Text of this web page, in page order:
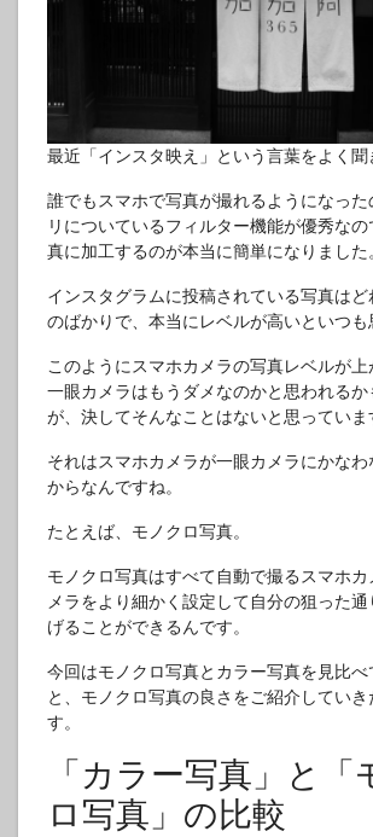
最近「インスタ映え」という言葉をよく聞
誰でもスマホで写真が撮れるようになっ
リについているフィルター機能が優秀な
真に加工するのが本当に簡単になりました。
インスタグラムに投稿されている写真はど
のばかりで、本当にレベルが高いといつも
このようにスマホカメラの写真レベルが上
一眼カメラはもうダメなのかと思われるか
が、決してそんなことはないと思っていま
それはスマホカメラが一眼カメラにかなわ
からなんですね。
たとえば、モノクロ写真。
モノクロ写真はすべて自動で撮るスマホカ
メラをより細かく設定して自分の狙った
げることができるんです。
今回はモノクロ写真とカラー写真を見比
と、モノクロ写真の良さをご紹介していき
す。
「カラー写真」と「
ロ写真」の比較